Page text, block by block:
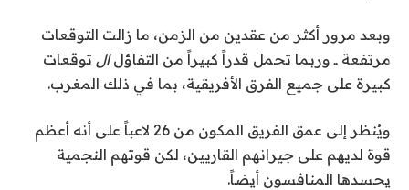
وبعد مرور أكثر من عقدين من الزمن، ما زالت التوقعات
مرتفعة ــ وربما تحمل قدراً كبيراً من التفاؤلال توقعات
كبيرة على جميع الفرق الأفريقية، بما في ذلك المغرب.
ويُنظر إلى عمق الفريق المكون من 26 لاعباً على أنه أعظم
قوة لديهم على جيرانهم القاريين، لكن قوتهم النجمية
يحسدها المنافسون أيضاً.